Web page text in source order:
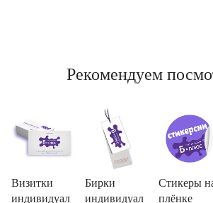
Рекомендуем
Визитки
индивидуал
Бирки
индивидуал
Стикеры
плёнке